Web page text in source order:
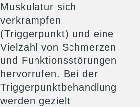
Muskulatur sich
verkrampfen
(Triggerpunkt) und eine
Vielzahl von Schmerzen
und Funktionsstörungen
hervorrufen. Bei der
Triggerpunktbehandlung
werden gezielt